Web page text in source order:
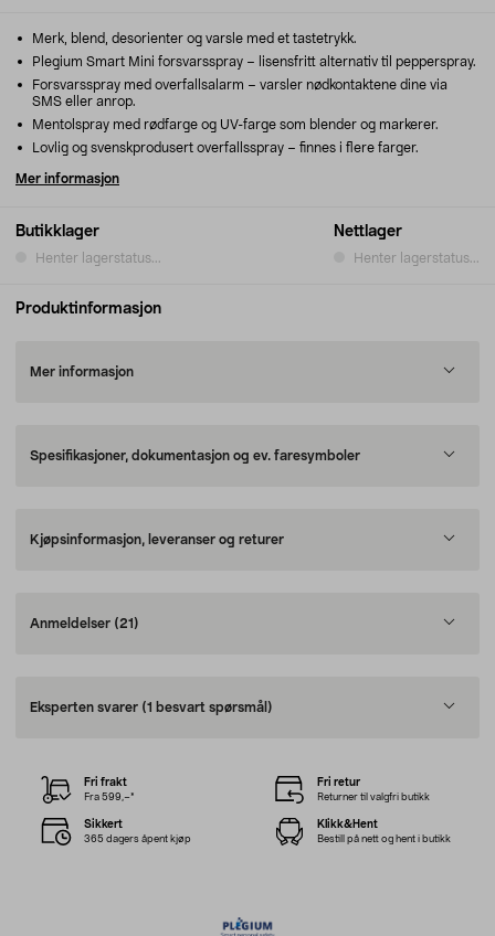
Butikklager
Henter lagerstatus...
Nettlager
Henter lagerstatus...
Merk, blend, desorienter og varsle med et tastetrykk.
Plegium Smart Mini forsvarsspray – lisensfritt alternativ til pepperspray.
Forsvarsspray med overfallsalarm – varsler nødkontaktene dine via
SMS eller anrop.
Mentolspray med rødfarge og UV-farge som blender og markerer.
Lovlig og svenskprodusert overfallsspray – finnes i flere farger.
Mer informasjon
Produktinformasjon
Mer informasjon
Spesifikasjoner, dokumentasjon og ev. faresymboler
Kjøpsinformasjon, leveranser og returer
Anmeldelser (21)
Eksperten svarer (1 besvart spørsmål)
Fri frakt
Fra 599,–*
Fri retur
Returner til valgfri butikk
Sikkert
365 dagers åpent kjøp
Klikk&Hent
Bestill på nett og hent i butikk